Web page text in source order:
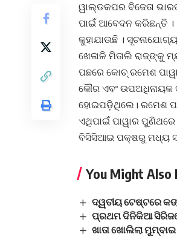
ୱାଲ୍ଡକପର ବିଜେତା
ପାଇଁ ଆବେଦନ କରିଛନ୍ତି ।
କୁହାଯାଉଛି ।
ଖେଳାଳି ମିତାଲି ରାଜ୍ଙ୍କୁ
ପଛରେ କୋଚ୍ ରମେଶ
କୌର ଏବଂ ଉପଅଧିନାୟକ
ହୋଇପଡ଼ିଥିଲେ। ରମେଶ
ଏଥିପାଇଁ ପାୱାର
ବିସିସିଆଇ ପକ୍ଷରୁ ମଧ୍ୟ
You Might Also
ଦ୍ୱତୀୟ ଟେଷ୍ଟରେ
ପ୍ରଥମ ଦିନିକିଆ
ଖାତା ଖୋଲିଲା ମୁମ୍ବାଇ